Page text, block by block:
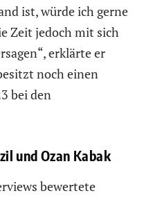
ist, würde ich gerne
Zeit jedoch mit sich
erklärte er
noch einen
bei den
und Ozan Kabak
bewertete